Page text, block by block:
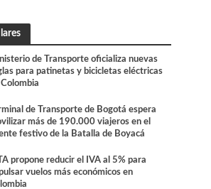
de Transporte oficializa nuevas
para patinetas y bicicletas eléctricas
de Transporte de Bogotá espera
más de 190.000 viajeros en el
festivo de la Batalla de Boyacá
propone reducir el IVA al 5% para
vuelos más económicos en